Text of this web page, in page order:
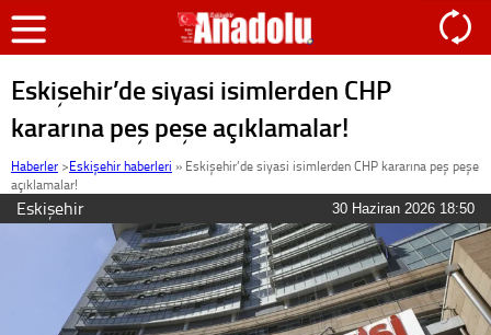
Eskişehir’de siyasi isimlerden CHP
kararına peş peşe açıklamalar!
Haberler >Eskişehir haberleri » Eskişehir’de siyasi isimlerden CHP kararına peş peşe
açıklamalar!
Eskişehir 30 Haziran 2026 18:50